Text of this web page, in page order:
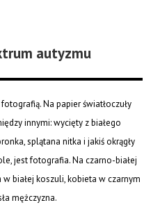
autyzmu
Na papier światłoczuły
innymi: wycięty z białego
splątana nitka i jakiś okrągły
jest fotografia. Na czarno-białej
białej koszuli, kobieta w czarnym
mężczyzna.